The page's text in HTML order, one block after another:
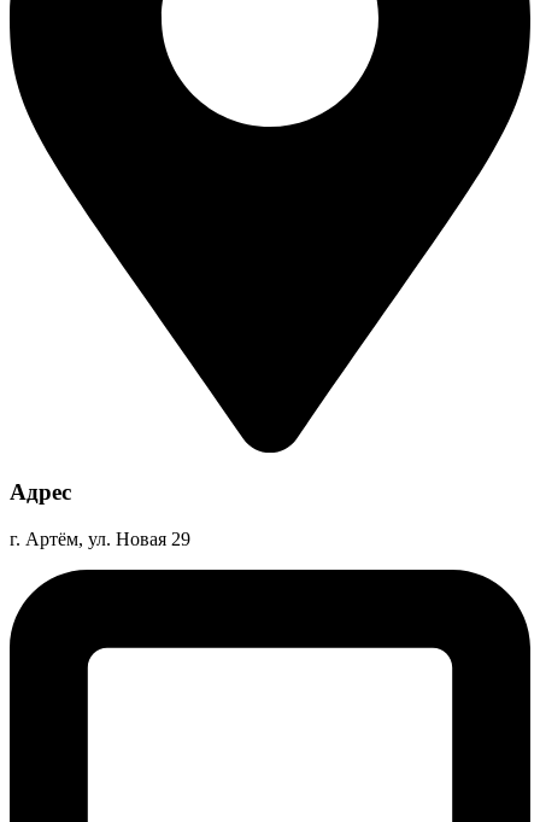
Адрес
г. Артём, ул. Новая 29